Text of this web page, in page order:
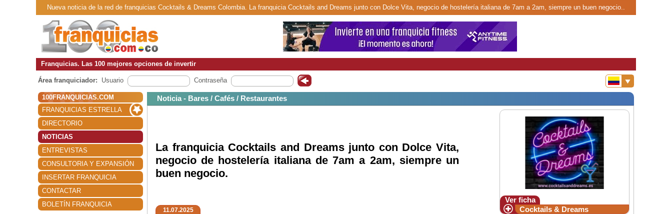
Nueva noticia de la red de franquicias Cocktails & Dreams Colombia. La franquicia Cocktails and Dreams junto con Dolce Vita, negocio de hostelería italiana de 7am a 2am, siempre un buen negocio..
Franquicias. Las 100 mejores opciones de invertir
Área franquiciador: Usuario Contraseña
100FRANQUICIAS.COM
FRANQUICIAS ESTRELLA
DIRECTORIO
NOTICIAS
ENTREVISTAS
CONSULTORIA Y EXPANSIÓN
INSERTAR FRANQUICIA
CONTACTAR
BOLETÍN FRANQUICIA
Noticia - Bares / Cafés / Restaurantes
Ver ficha
Cocktails & Dreams
La franquicia Cocktails and Dreams junto con Dolce Vita,
negocio de hostelería italiana de 7am a 2am, siempre un
buen negocio.
11.07.2025